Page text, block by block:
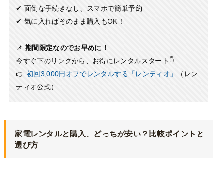
✔ 面倒な手続きなし、スマホで簡単予約
✔ 気に入ればそのまま購入もOK！
📌 期間限定なのでお早めに！
今すぐ下のリンクから、お得にレンタルスタート👇
👉 初回3,000円オフでレンタルする「レンティオ」
（レン
ティオ公式）
家電レンタルと購入、どっちが安い？比較ポイントと
選び方